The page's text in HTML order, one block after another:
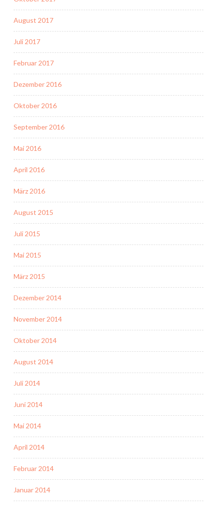
August 2017
Juli 2017
Februar 2017
Dezember 2016
Oktober 2016
September 2016
Mai 2016
April 2016
März 2016
August 2015
Juli 2015
Mai 2015
März 2015
Dezember 2014
November 2014
Oktober 2014
August 2014
Juli 2014
Juni 2014
Mai 2014
April 2014
Februar 2014
Januar 2014